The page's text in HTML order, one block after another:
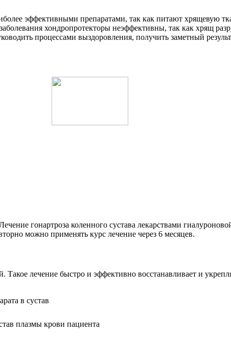
эффективными препаратами, так как питают хрящевую
хондропротекторы неэффективны, так как хрящ
процессами выздоровления, получить заметный
гонартроза коленного сустава лекарствами
можно применять курс лечение через 6 месяцев.
лечение быстро и эффективно восстанавливает и
плазмы крови пациента